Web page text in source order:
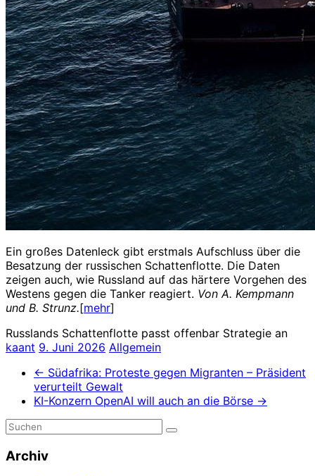
Ein großes Datenleck gibt erstmals Aufschluss über die
Besatzung der russischen Schattenflotte. Die Daten
zeigen auch, wie Russland auf das härtere Vorgehen des
Westens gegen die Tanker reagiert. Von A. Kempmann
und B. Strunz.[mehr]
Russlands Schattenflotte passt offenbar Strategie an
kaant 9. Juni 2026 Allgemein
← Südafrika: Proteste gegen Migranten – Präsident
verurteilt Gewalt
KI-Konzern OpenAI will auch an die Börse →
Archiv